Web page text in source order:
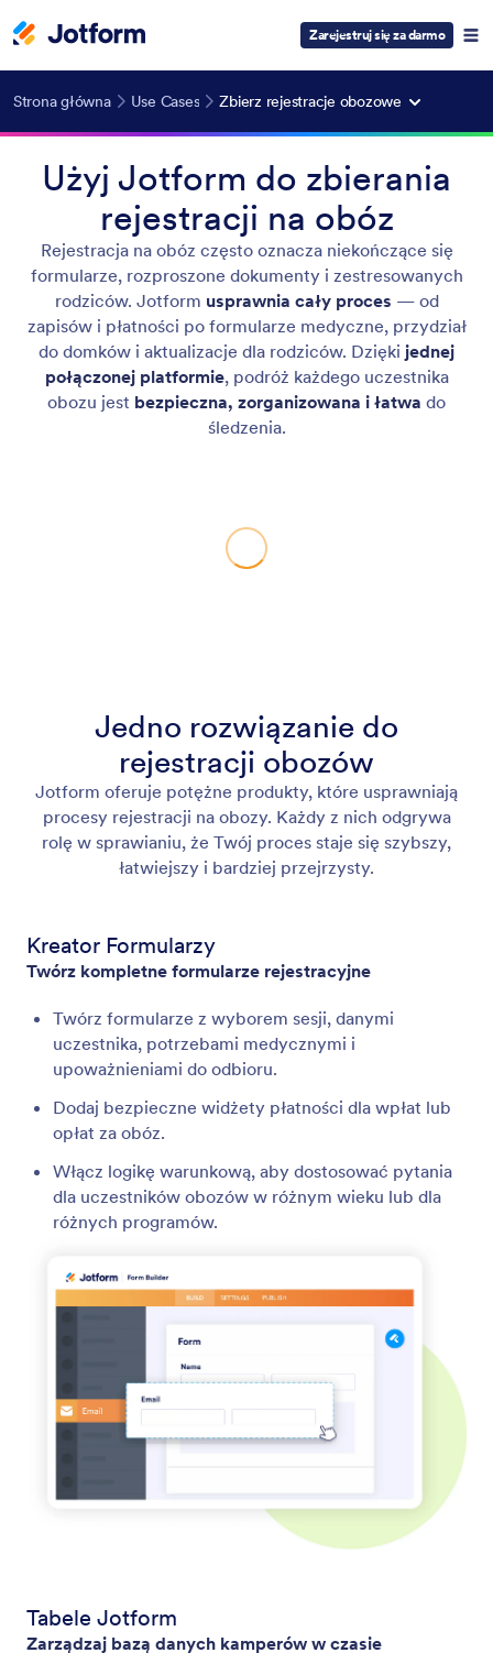
Zarejestruj się za darmo
Strona główna Use Cases Zbierz rejestracje obozowe
Użyj Jotform do zbierania
rejestracji na obóz
Rejestracja na obóz często oznacza niekończące się
formularze, rozproszone dokumenty i zestresowanych
rodziców. Jotform usprawnia cały proces — od
zapisów i płatności po formularze medyczne, przydział
do domków i aktualizacje dla rodziców. Dzięki jednej
połączonej platformie, podróż każdego uczestnika
obozu jest bezpieczna, zorganizowana i łatwa do
śledzenia.
Jedno rozwiązanie do
rejestracji obozów
Jotform oferuje potężne produkty, które usprawniają
procesy rejestracji na obozy. Każdy z nich odgrywa
rolę w sprawianiu, że Twój proces staje się szybszy,
łatwiejszy i bardziej przejrzysty.
Kreator Formularzy
Twórz kompletne formularze rejestracyjne
Twórz formularze z wyborem sesji, danymi
uczestnika, potrzebami medycznymi i
upoważnieniami do odbioru.
Dodaj bezpieczne widżety płatności dla wpłat lub
opłat za obóz.
Włącz logikę warunkową, aby dostosować pytania
dla uczestników obozów w różnym wieku lub dla
różnych programów.
Tabele Jotform
Zarządzaj bazą danych kamperów w czasie